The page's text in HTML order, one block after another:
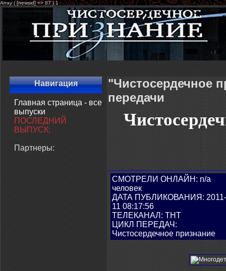
Array ( [newsid] => 87 ) 1
Навигация
Главная страница - все
выпуски
ПОСЛЕДНИЙ
ВЫПУСК:
Партнеры:
"Чистосердечное
передачи
СМОТРЕЛИ ОНЛАЙН: n/a
человек
ДАТА ПУБЛИКОВАНИЯ:
11 08:17:56
ТЕЛЕКАНАЛ: ТНТ
ЦИКЛ ПЕРЕДАЧ:
Чистосердечное признание